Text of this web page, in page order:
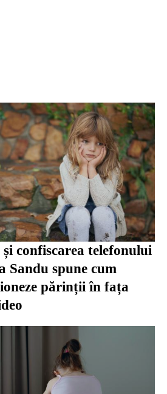
și confiscarea telefonului
Sandu spune cum
părinții în fața